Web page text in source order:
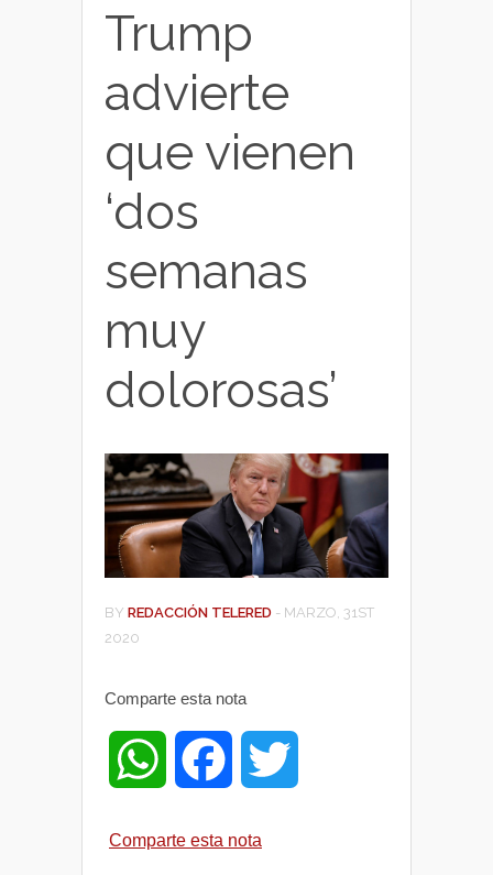
Trump
advierte
que vienen
‘dos
semanas
muy
dolorosas’
BY REDACCIÓN TELERED - MARZO, 31ST
2020
Comparte esta nota
W
Comparte esta nota